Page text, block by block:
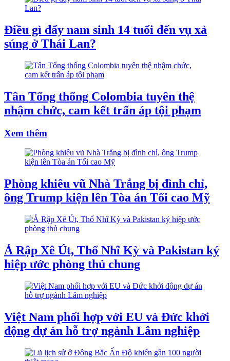
Điều gì đẩy nam sinh 14 tuổi đến vụ xả
súng ở Thái Lan?
Tân Tổng thống Colombia tuyên thệ
nhậm chức, cam kết trấn áp tội phạm
Xem thêm
Phòng khiêu vũ Nhà Trắng bị đình chỉ,
ông Trump kiện lên Tòa án Tối cao Mỹ
Ả Rập Xê Út, Thổ Nhĩ Kỳ và Pakistan ký
hiệp ước phòng thủ chung
Việt Nam phối hợp với EU và Đức khởi
động dự án hỗ trợ ngành Lâm nghiệp